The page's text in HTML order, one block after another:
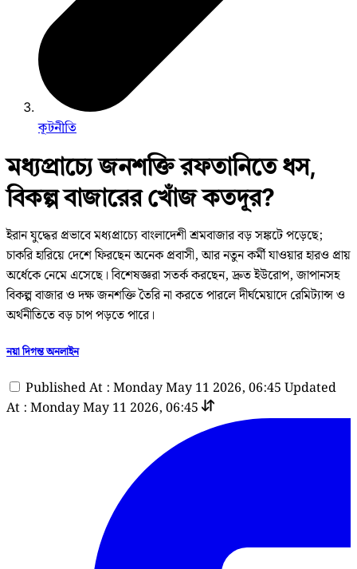
কূটনীতি
মধ্যপ্রাচ্যে জনশক্তি রফতানিতে ধস,
বিকল্প বাজারের খোঁজ কতদূর?
ইরান যুদ্ধের প্রভাবে মধ্যপ্রাচ্যে বাংলাদেশী শ্রমবাজার বড় সঙ্কটে পড়েছে;
চাকরি হারিয়ে দেশে ফিরছেন অনেক প্রবাসী, আর নতুন কর্মী যাওয়ার হারও প্রায়
অর্ধেকে নেমে এসেছে। বিশেষজ্ঞরা সতর্ক করছেন, দ্রুত ইউরোপ, জাপানসহ
বিকল্প বাজার ও দক্ষ জনশক্তি তৈরি না করতে পারলে দীর্ঘমেয়াদে রেমিট্যান্স ও
অর্থনীতিতে বড় চাপ পড়তে পারে।
নয়া দিগন্ত অনলাইন
Published At : Monday May 11 2026, 06:45 Updated
At : Monday May 11 2026, 06:45